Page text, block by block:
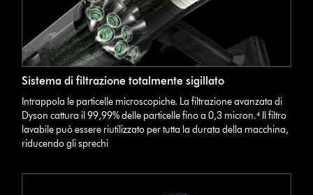
Sistema di filtrazione totalmente sigillato
Intrappola le particelle microscopiche. La filtrazione avanzata di
Dyson cattura il 99,99% delle particelle fino a 0,3 micron.⁴ Il filtro
lavabile può essere riutilizzato per tutta la durata della macchina,
riducendo gli sprechi